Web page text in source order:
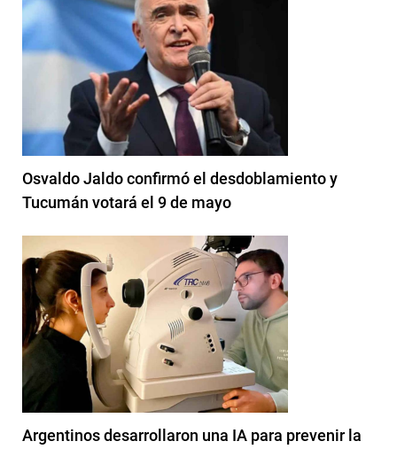
Osvaldo Jaldo confirmó el desdoblamiento y
Tucumán votará el 9 de mayo
Argentinos desarrollaron una IA para prevenir la